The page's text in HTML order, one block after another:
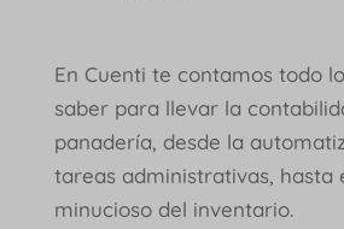
En Cuenti te contamos todo
saber para llevar la
panadería, desde la
tareas administrativas, hasta
minucioso del inventario.